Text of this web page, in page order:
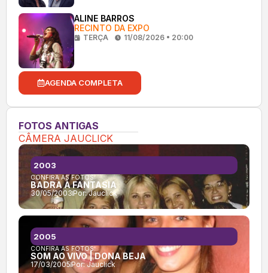
ALINE BARROS
RECINTO DA EXPO
TERÇA 11/08/2026 • 20:00
AGENDA COMPLETA
FOTOS ANTIGAS
CÂMERA JAUCLICK
CONFIRA AS FOTOS:
BADRA À FANTASIA
30/05/2003Por:Jauclick
2003
CONFIRA AS FOTOS:
SOM AO VIVO | DONA BEJA
17/03/2005Por:Jauclick
2005